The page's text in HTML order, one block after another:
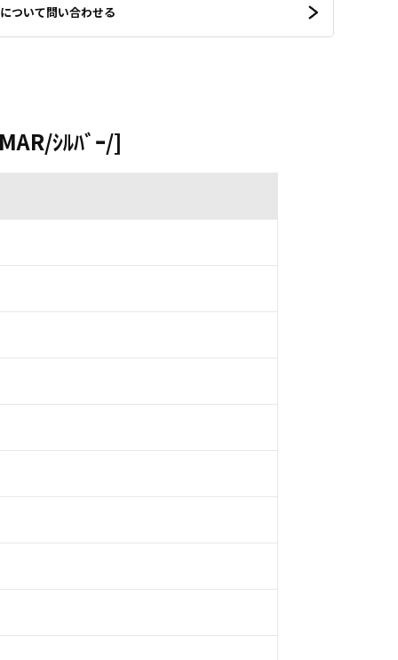
ついて問い合わせる
ｼﾙﾊﾞｰ/]